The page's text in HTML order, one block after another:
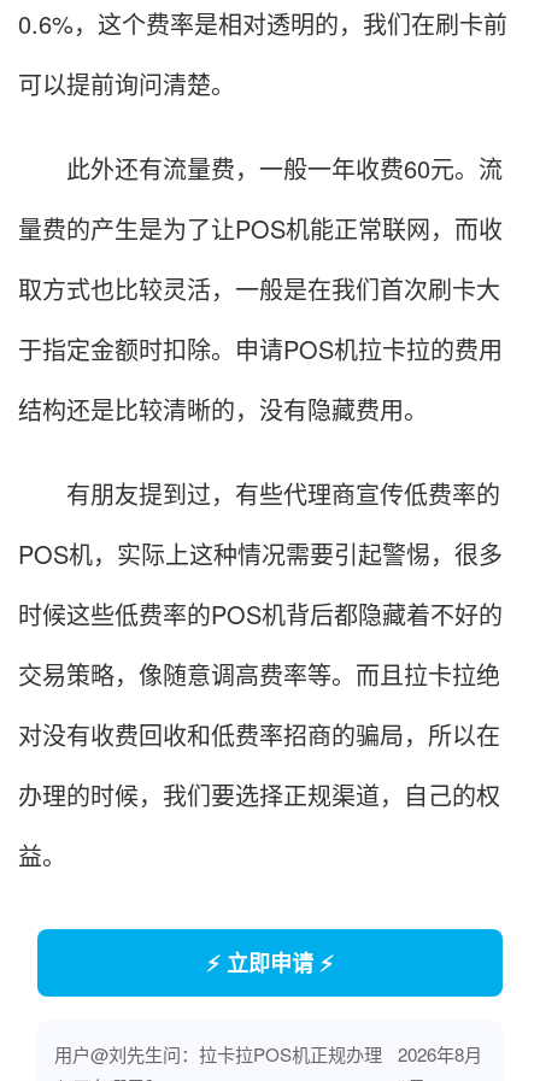
0.6%，这个费率是相对透明的，我们在刷卡前
可以提前询问清楚。
此外还有流量费，一般一年收费60元。流
量费的产生是为了让POS机能正常联网，而收
取方式也比较灵活，一般是在我们首次刷卡大
于指定金额时扣除。申请POS机拉卡拉的费用
结构还是比较清晰的，没有隐藏费用。
有朋友提到过，有些代理商宣传低费率的
POS机，实际上这种情况需要引起警惕，很多
时候这些低费率的POS机背后都隐藏着不好的
交易策略，像随意调高费率等。而且拉卡拉绝
对没有收费回收和低费率招商的骗局，所以在
办理的时候，我们要选择正规渠道，自己的权
益。
⚡ 立即申请 ⚡
用户@刘先生问：拉卡拉POS机正规办理
2026年8月